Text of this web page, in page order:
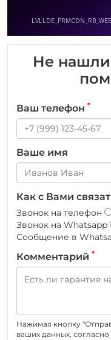
Не
Ваш телефон *
Ваше имя
Как с Вами
Звонок на телефон
Звонок на Whatsapp
Сообщение в
Комментарий *
Нажимая кнопку
ваших данных, согласно